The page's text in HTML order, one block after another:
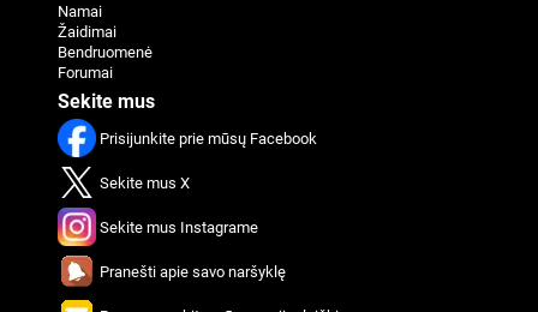
Namai
Žaidimai
Bendruomenė
Forumai
Sekite mus
Prisijunkite prie mūsų Facebook
Sekite mus X
Sekite mus Instagrame
Pranešti apie savo naršyklę